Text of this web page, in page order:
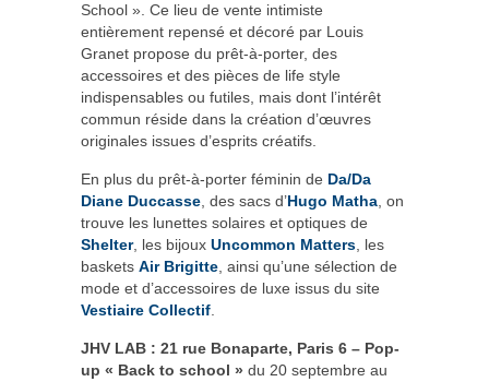
School ». Ce lieu de vente intimiste
entièrement repensé et décoré par Louis
Granet propose du prêt-à-porter, des
accessoires et des pièces de life style
indispensables ou futiles, mais dont l’intérêt
commun réside dans la création d’œuvres
originales issues d’esprits créatifs.
En plus du prêt-à-porter féminin de Da/Da
Diane Duccasse, des sacs d’Hugo Matha, on
trouve les lunettes solaires et optiques de
Shelter, les bijoux Uncommon Matters, les
baskets Air Brigitte, ainsi qu’une sélection de
mode et d’accessoires de luxe issus du site
Vestiaire Collectif.
JHV LAB : 21 rue Bonaparte, Paris 6 – Pop-
up « Back to school » du 20 septembre au